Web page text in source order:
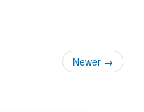
Newer →